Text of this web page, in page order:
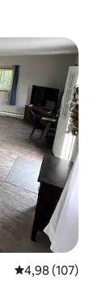
Évaluation
4,98 (107)